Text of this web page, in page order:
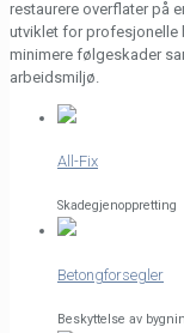
restaurere overflater på
utviklet for profesjonelle
minimere følgeskader
arbeidsmiljø.
All-Fix
Skadegjenoppretting
Betongforsegler
Beskyttelse av